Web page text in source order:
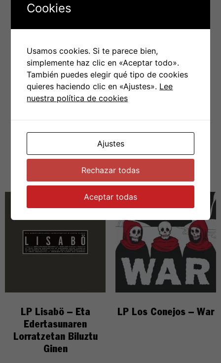
Paga con tarjeta de forma
cómoda a través dePaypal
(Sin necesidad de cuenta)
superen los70€
PRODUCTOS RELACIONADOS
LP Lisabö – Eta
Edertasunaren
Lorratzetan Biluztu
Ginen
LP Los Conejos – War
Cookies
Usamos cookies. Si te parece bien,
simplemente haz clic en «Aceptar todo».
También puedes elegir qué tipo de cookies
quieres haciendo clic en «Ajustes». Lee
nuestra política de cookies
Ajustes
Rechazar todas
Aceptar todas